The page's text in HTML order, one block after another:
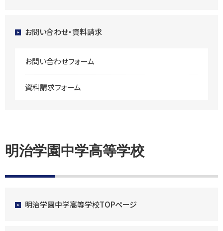
お問い合わせ・資料請求
お問い合わせフォーム
資料請求フォーム
明治学園中学高等学校
明治学園中学高等学校TOPページ